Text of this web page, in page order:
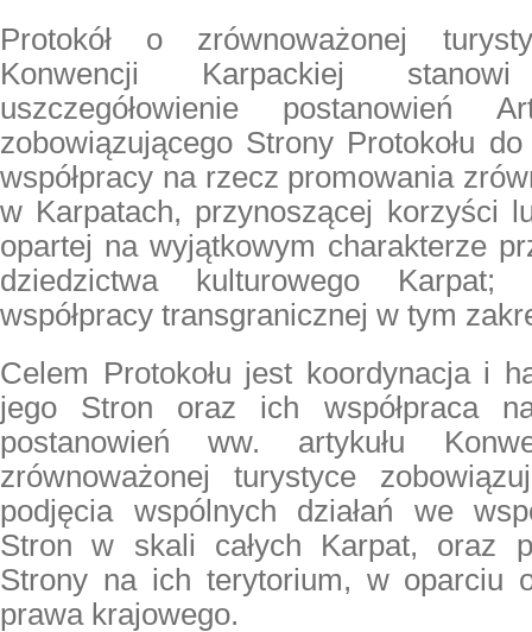
Protokół o zrównoważonej
Konwencji Karpackiej
uszczegółowienie postanowień
zobowiązującego Strony Protokołu
współpracy na rzecz promowania
w Karpatach, przynoszącej korzyści
opartej na wyjątkowym charakterze
dziedzictwa kulturowego Karpat;
współpracy transgranicznej w tym
Celem Protokołu jest koordynacja i
jego Stron oraz ich współpraca
postanowień ww. artykułu
zrównoważonej turystyce
podjęcia wspólnych działań we
Stron w skali całych Karpat, oraz
Strony na ich terytorium, w oparciu
prawa krajowego.